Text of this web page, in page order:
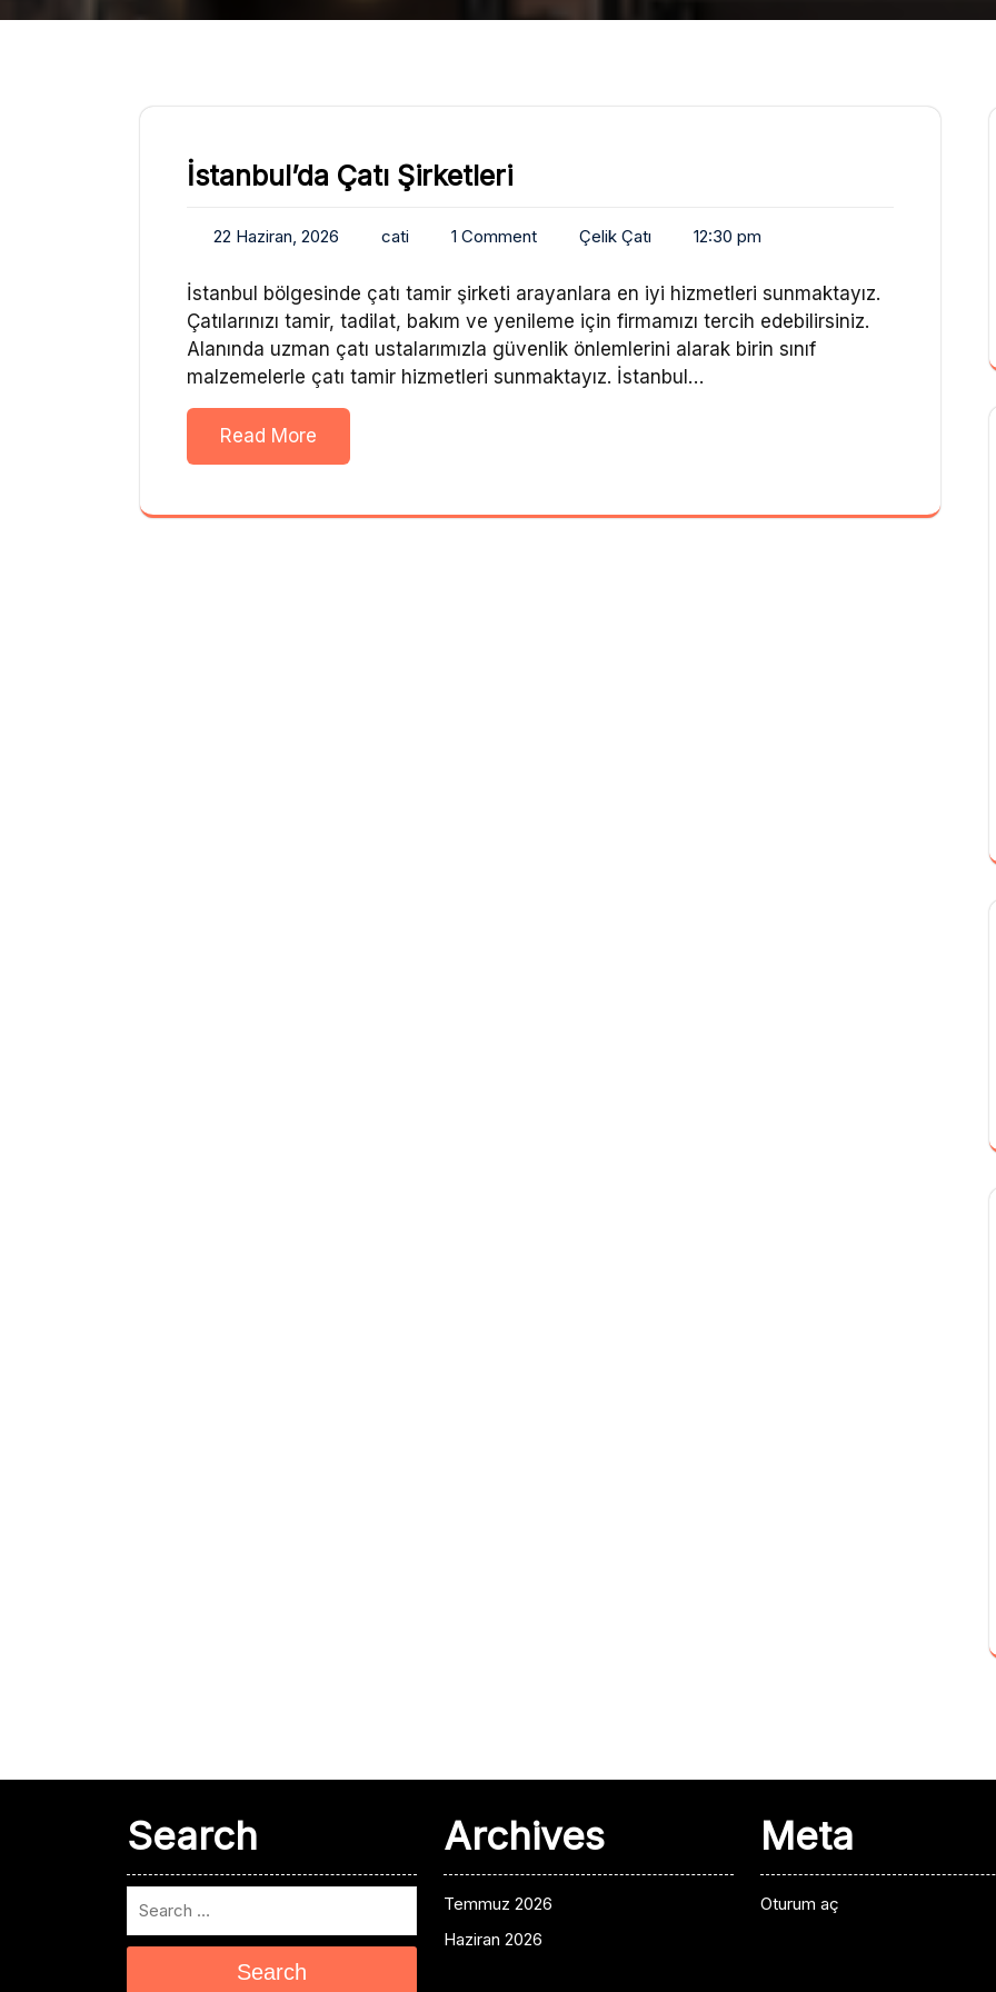
İstanbul’da Çatı Şirketleri
22 Haziran, 2026 cati 1 Comment Çelik Çatı 12:30 pm
İstanbul bölgesinde çatı tamir şirketi arayanlara en iyi hizmetleri sunmaktayız.
Çatılarınızı tamir, tadilat, bakım ve yenileme için firmamızı tercih edebilirsiniz.
Alanında uzman çatı ustalarımızla güvenlik önlemlerini alarak birin sınıf
malzemelerle çatı tamir hizmetleri sunmaktayız. İstanbul…
Read More
Search
Search
Archives
Temmuz 2026
Haziran 2026
Meta
Oturum aç